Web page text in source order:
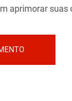
aprimorar suas